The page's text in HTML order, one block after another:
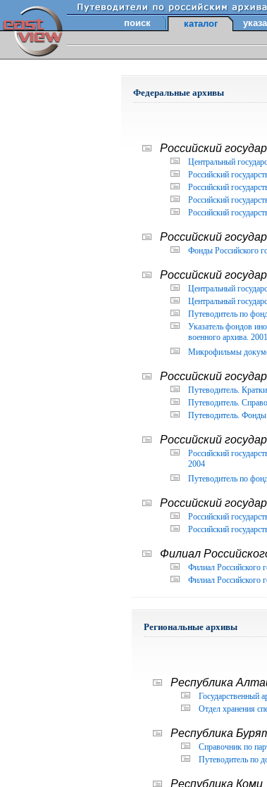
поиск каталог
Федеральные архивы
Российский
Центральный
Российский
Российский
Российский
Российский
Российский
Фонды Российского
Российский
Центральный
Центральный
Путеводитель по
Указатель фондов
военного архива. 2001
Микрофильмы
Российский
Путеводитель.
Путеводитель.
Путеводитель. Фонды
Российский
Российский
2004
Путеводитель по
Российский
Российский
Российский
Филиал
Филиал Российского
Филиал Российского
Региональные архивы
Республика
Государственный
Отдел хранения
Республика
Справочник по
Путеводитель по
Республика Коми